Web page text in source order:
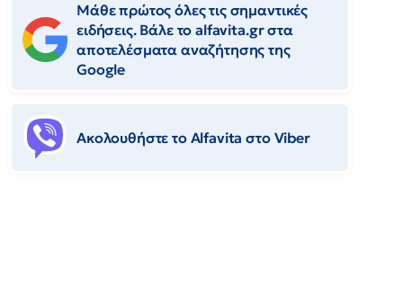
Μάθε πρώτος όλες τις σημαντικές
ειδήσεις. Βάλε το alfavita.gr στα
αποτελέσματα αναζήτησης της
Google
Ακολουθήστε το Αlfavita στο Viber